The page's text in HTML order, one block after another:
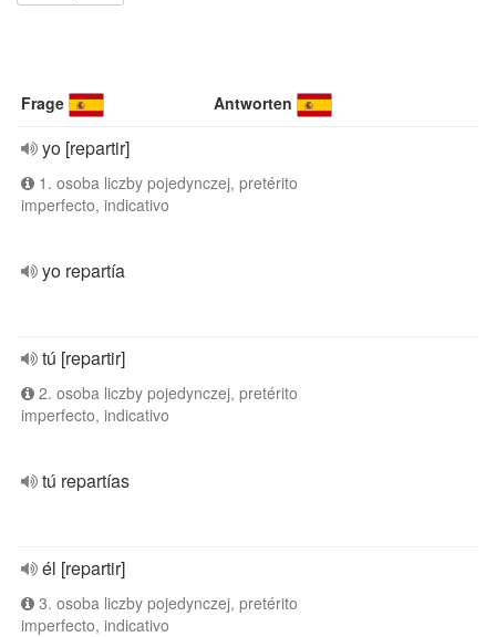
Frage Antworten
yo [repartir]
1. osoba liczby pojedynczej, pretérito
imperfecto, indicativo
yo repartía
tú [repartir]
2. osoba liczby pojedynczej, pretérito
imperfecto, indicativo
tú repartías
él [repartir]
3. osoba liczby pojedynczej, pretérito
imperfecto, indicativo